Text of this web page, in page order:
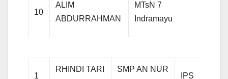
10
ALIM
ABDURRAHMAN
MTsN 7
Indramayu
1
RHINDI TARI
SMP AN NUR
IPS